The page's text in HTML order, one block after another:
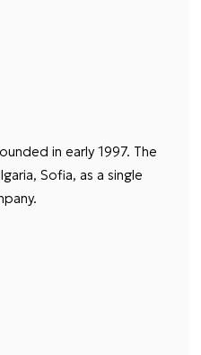
in early 1997. The
Sofia, as a single